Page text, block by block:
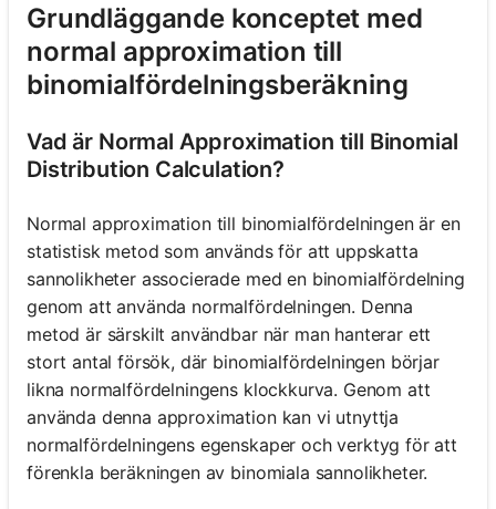
Grundläggande konceptet med
normal approximation till
binomialfördelningsberäkning
Vad är Normal Approximation till Binomial
Distribution Calculation?
Normal approximation till binomialfördelningen är en
statistisk metod som används för att uppskatta
sannolikheter associerade med en binomialfördelning
genom att använda normalfördelningen. Denna
metod är särskilt användbar när man hanterar ett
stort antal försök, där binomialfördelningen börjar
likna normalfördelningens klockkurva. Genom att
använda denna approximation kan vi utnyttja
normalfördelningens egenskaper och verktyg för att
förenkla beräkningen av binomiala sannolikheter.